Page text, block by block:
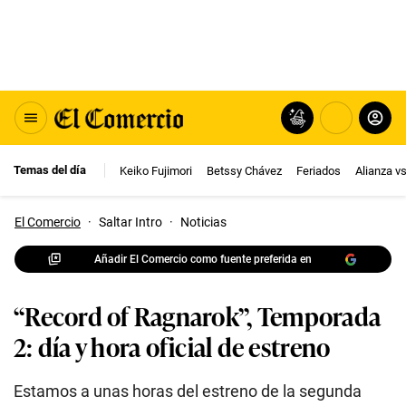
Temas del día Keiko Fujimori Betssy Chávez Feriados Alianza
El Comercio · Saltar Intro · Noticias
Añadir El Comercio como fuente preferida en
“Record of Ragnarok”, Temporada
2: día y hora oficial de estreno
Estamos a unas horas del estreno de la segunda